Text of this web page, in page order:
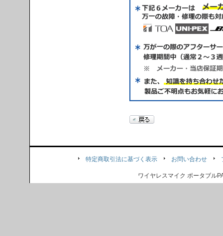
特定商取引法に基づく表示 お問い合わせ
ワイヤレスマイク ポータブル